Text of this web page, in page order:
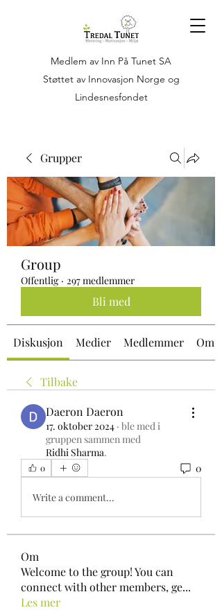
Medlem av Inn På Tunet SA
Støttet av Innovasjon Norge og
Lindesnesfondet
Grupper
Group
Offentlig · 297 medlemmer
Bli med
Diskusjon Medier Medlemmer Om
Tilbake
Daeron Daeron
17. oktober 2024 · ble med i
gruppen sammen med
Ridhi Sharma.
0 0
Write a comment...
Om
Welcome to the group! You can
connect with other members, ge...
Les mer